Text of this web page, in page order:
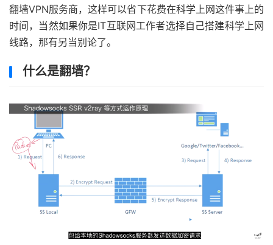
翻墙VPN服务商，这样可以省下花费在科学上网这件事上的
时间，当然如果你是IT互联网工作者选择自己搭建科学上网
线路，那有另当别论了。
什么是翻墙？